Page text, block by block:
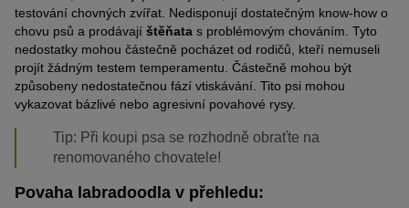
testování chovných zvířat. Nedisponují dostatečným know-how o
chovu psů a prodávají štěňata s problémovým chováním. Tyto
nedostatky mohou částečně pocházet od rodičů, kteří nemuseli
projít žádným testem temperamentu. Částečně mohou být
způsobeny nedostatečnou fází vtiskávání. Tito psi mohou
vykazovat bázlivé nebo agresivní povahové rysy.
Tip: Při koupi psa se rozhodně obraťte na
renomovaného chovatele!
Povaha labradoodla v přehledu: